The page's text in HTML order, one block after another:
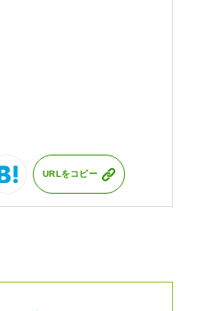
URLをコピー